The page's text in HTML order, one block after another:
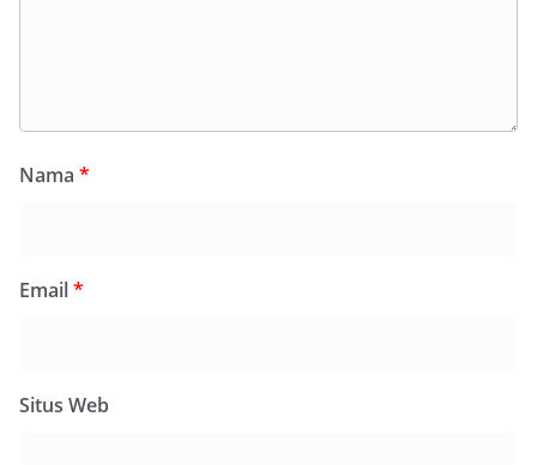
Nama *
Email*
Situs Web